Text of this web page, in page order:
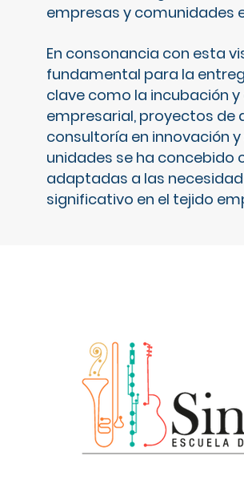
empresas y comunidades
En consonancia con esta
fundamental para la
clave como la incubación
empresarial, proyectos
consultoría en innovación
unidades se ha concebido
adaptadas a las
significativo en el tejido